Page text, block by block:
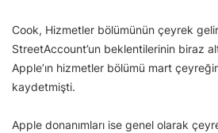
Cook, Hizmetler bölümünün çeyrek
StreetAccount’un beklentilerinin biraz
Apple’ın hizmetler bölümü mart
kaydetmişti.
Apple donanımları ise genel olarak